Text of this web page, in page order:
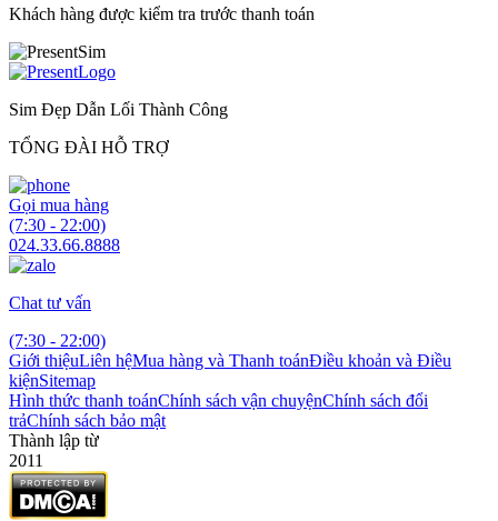
Khách hàng được kiểm tra trước thanh toán
Sim Đẹp Dẫn Lối Thành Công
TỔNG ĐÀI HỖ TRỢ
Gọi mua hàng
(7:30 - 22:00)
024.33.66.8888
Chat tư vấn
(7:30 - 22:00)
Giới thiệuLiên hệMua hàng và Thanh toánĐiều khoản và Điều
kiệnSitemap
Hình thức thanh toánChính sách vận chuyệnChính sách đổi
trảChính sách bảo mật
Thành lập từ
2011